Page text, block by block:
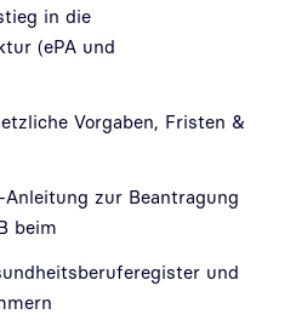
in die
(ePA und
Vorgaben, Fristen &
zur Beantragung
beim
und